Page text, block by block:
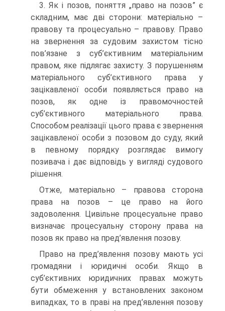
3. Як і позов, поняття „право на позов” є
складним, має дві сторони: матеріально –
правову та процесуально – правову. Право
на звернення за судовим захистом тісно
пов’язане з суб’єктивним матеріальним
правом, яке підлягає захисту. З порушенням
матеріального суб’єктивного права у
зацікавленої особи появляється право на
позов, як одне із правомочностей
суб’єктивного матеріального права.
Способом реалізації цього права є звернення
зацікавленої особи з позовом до суду, який
в певному порядку розглядає вимогу
позивача і дає відповідь у вигляді судового
рішення.
Отже, матеріально – правова сторона
права на позов – це право на його
задоволення. Цивільне процесуальне право
визначає процесуальну сторону права на
позов як право на пред’явлення позову.
Право на пред’явлення позову мають усі
громадяни і юридичні особи. Якщо в
суб’єктивних юридичних правах можуть
бути обмеження у встановлених законом
випадках, то в праві на пред’явлення позову